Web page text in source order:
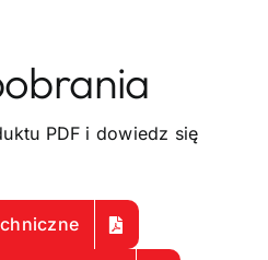
PDF i dowiedz się